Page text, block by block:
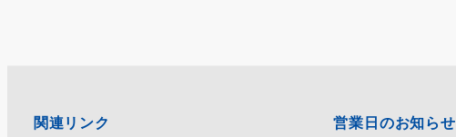
関連リンク 営業日のお知らせ